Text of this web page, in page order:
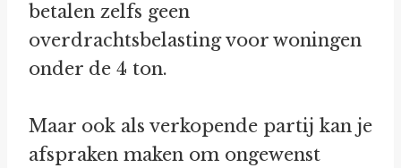
betalen zelfs geen
overdrachtsbelasting voor woningen
onder de 4 ton.
Maar ook als verkopende partij kan je
afspraken maken om ongewenst